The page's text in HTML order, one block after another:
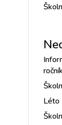
ročník
Léto